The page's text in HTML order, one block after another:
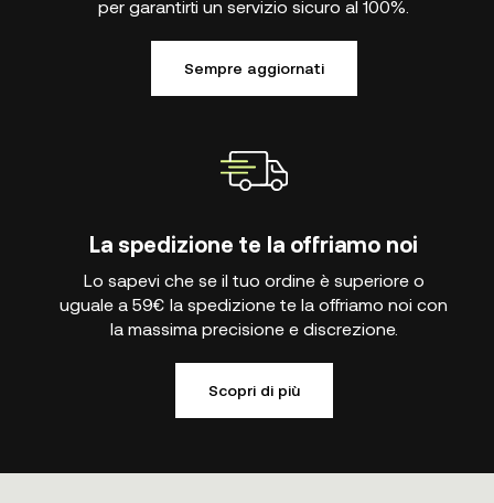
per garantirti un servizio sicuro al 100%.
Sempre aggiornati
La spedizione te la offriamo noi
Lo sapevi che se il tuo ordine è superiore o
uguale a 59€ la spedizione te la offriamo noi con
la massima precisione e discrezione.
Scopri di più